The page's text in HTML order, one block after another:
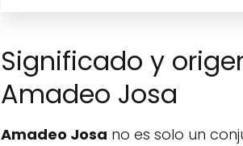
Significado y
Amadeo Josa
Amadeo Josa no es solo un